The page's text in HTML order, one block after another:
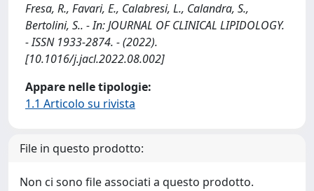
Fresa, R., Favari, E., Calabresi, L., Calandra, S.,
Bertolini, S.. - In: JOURNAL OF CLINICAL LIPIDOLOGY.
- ISSN 1933-2874. - (2022).
[10.1016/j.jacl.2022.08.002]
Appare nelle tipologie:
1.1 Articolo su rivista
File in questo prodotto:
Non ci sono file associati a questo prodotto.